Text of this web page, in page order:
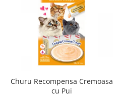
Churu Recompensa Cremoasa
cu Pui